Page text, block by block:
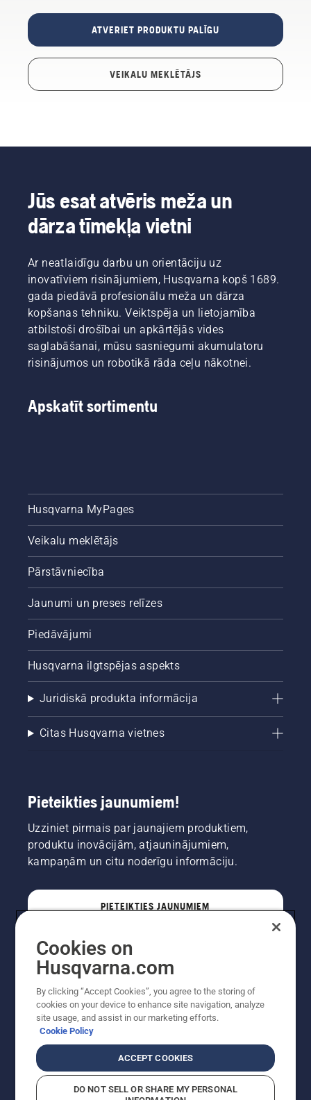
ATVERIET PRODUKTU PALĪGU
VEIKALU MEKLĒTĀJS
Jūs esat atvēris meža un
dārza tīmekļa vietni
Ar neatlaidīgu darbu un orientāciju uz
inovatīviem risinājumiem, Husqvarna kopš 1689.
gada piedāvā profesionālu meža un dārza
kopšanas tehniku. Veiktspēja un lietojamība
atbilstoši drošībai un apkārtējās vides
saglabāšanai, mūsu sasniegumi akumulatoru
risinājumos un robotikā rāda ceļu nākotnei.
Apskatīt sortimentu
Husqvarna MyPages
Veikalu meklētājs
Pārstāvniecība
Jaunumi un preses relīzes
Piedāvājumi
Husqvarna ilgtspējas aspekts
Juridiskā produkta informācija
Citas Husqvarna vietnes
Pieteikties jaunumiem!
Uzziniet pirmais par jaunajiem produktiem,
produktu inovācijām, atjauninājumiem,
kampaņām un citu noderīgu informāciju.
PIETEIKTIES JAUNUMIEM
Cookies on
Husqvarna.com
By clicking “Accept Cookies”, you agree to the storing of
cookies on your device to enhance site navigation, analyze
site usage, and assist in our marketing efforts.
Cookie Policy
ACCEPT COOKIES
DO NOT SELL OR SHARE MY PERSONAL